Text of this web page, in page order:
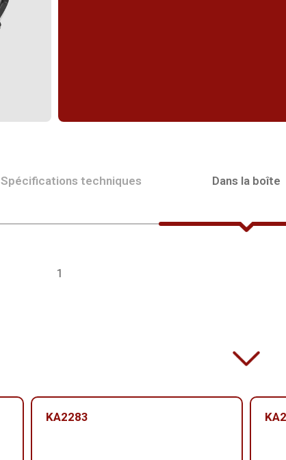
Spécifications techniques Dans la boîte
1
KA2283